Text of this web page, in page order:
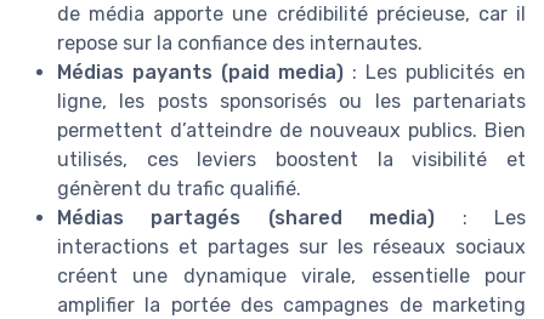
de média apporte une crédibilité précieuse, car il
repose sur la confiance des internautes.
Médias payants (paid media) : Les publicités en
ligne, les posts sponsorisés ou les partenariats
permettent d’atteindre de nouveaux publics. Bien
utilisés, ces leviers boostent la visibilité et
génèrent du trafic qualifié.
Médias partagés (shared media) : Les
interactions et partages sur les réseaux sociaux
créent une dynamique virale, essentielle pour
amplifier la portée des campagnes de marketing